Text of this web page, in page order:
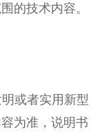
的技术内容。
或者实用新型
为准，说明书